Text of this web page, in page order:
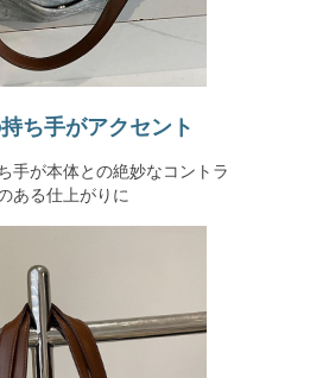
ち手がアクセント
手が本体との絶妙なコントラ
ある仕上がりに